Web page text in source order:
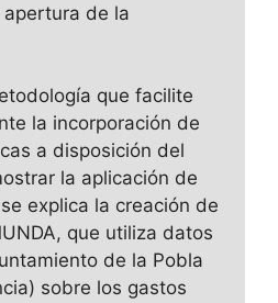
de la
que facilite
la incorporación de
a disposición del
la aplicación de
explica la creación de
que utiliza datos
de la Pobla
sobre los gastos